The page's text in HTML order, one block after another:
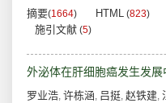
摘要(1664) HTML (823)
施引文献 (5)
外泌体在肝细胞癌发生发
罗业浩, 许栋涵, 吕挺, 赵铁建,